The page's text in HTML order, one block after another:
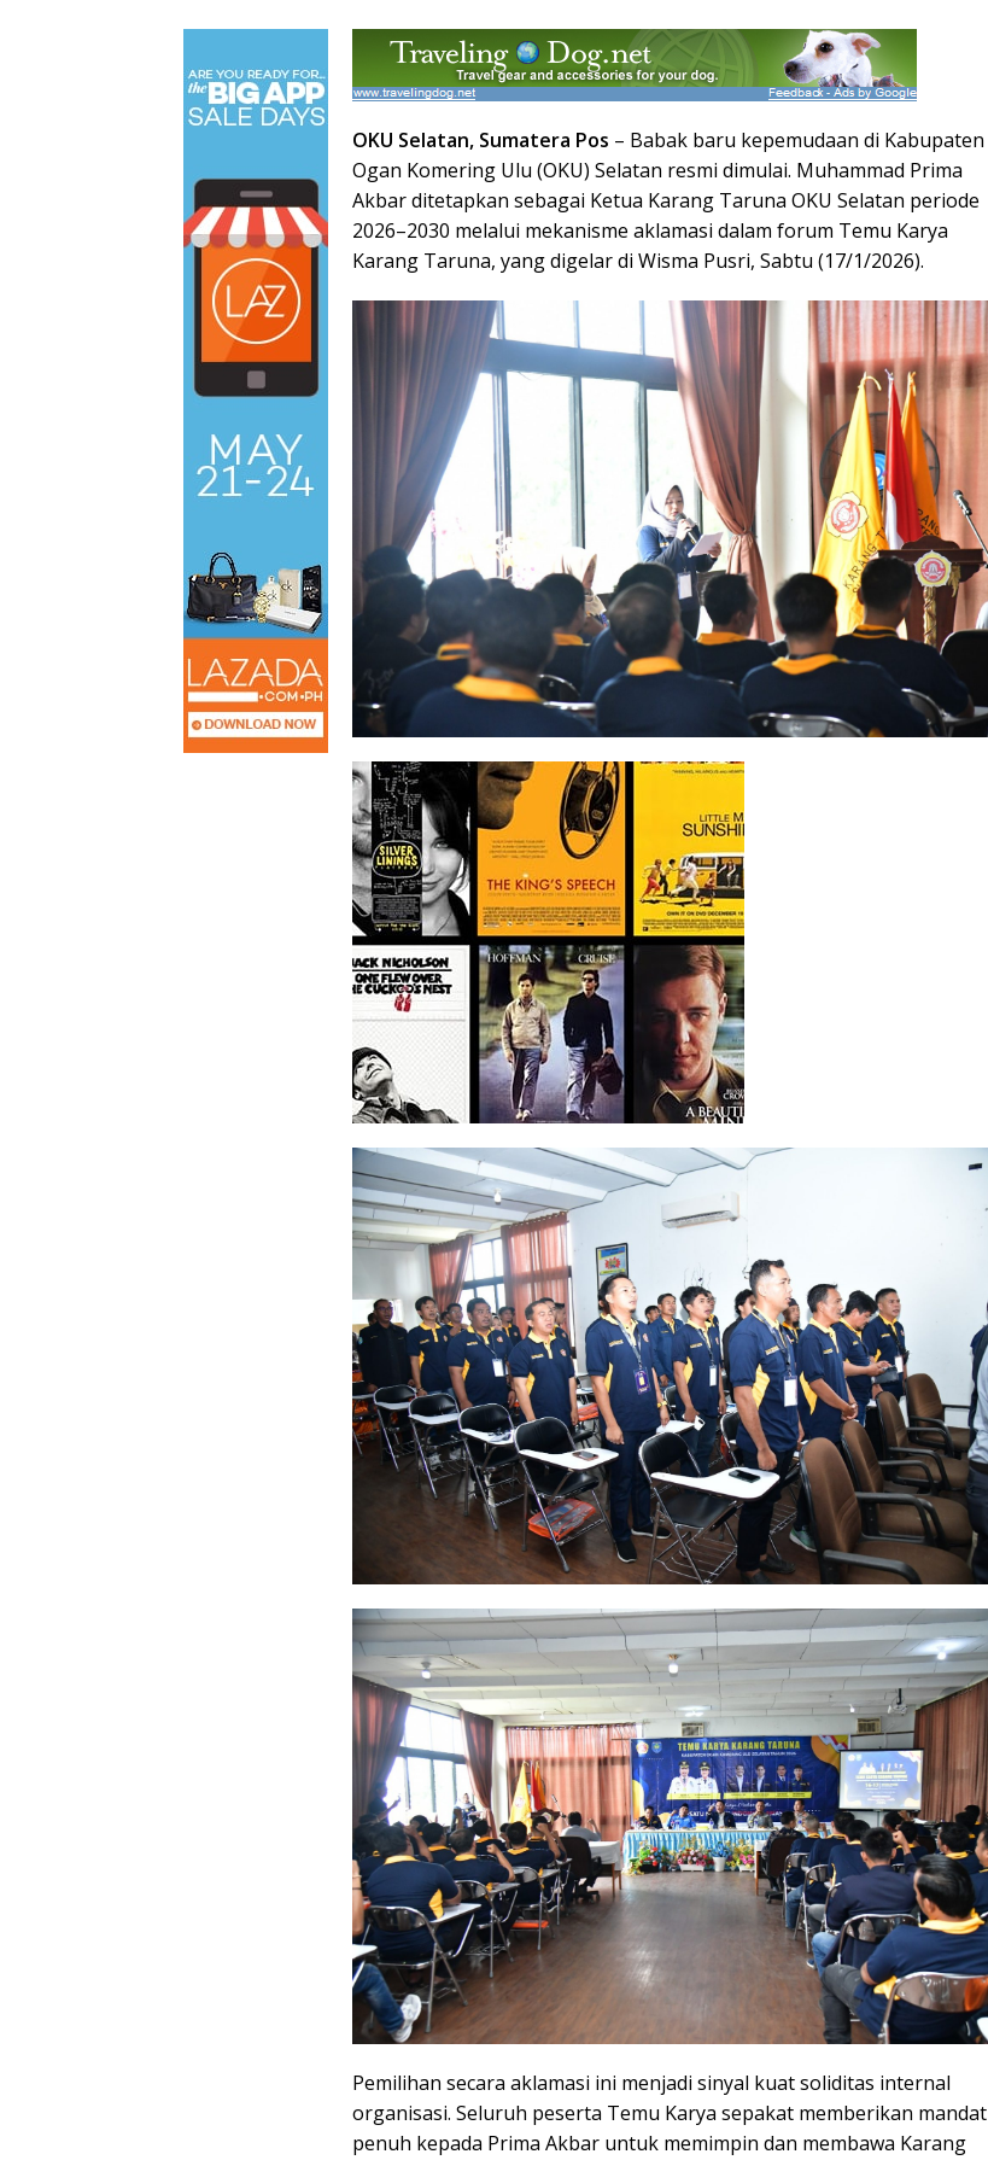
OKU Selatan, Sumatera Pos – Babak baru kepemudaan di Kabupaten
Ogan Komering Ulu (OKU) Selatan resmi dimulai. Muhammad Prima
Akbar ditetapkan sebagai Ketua Karang Taruna OKU Selatan periode
2026–2030 melalui mekanisme aklamasi dalam forum Temu Karya
Karang Taruna, yang digelar di Wisma Pusri, Sabtu (17/1/2026).
Pemilihan secara aklamasi ini menjadi sinyal kuat soliditas internal
organisasi. Seluruh peserta Temu Karya sepakat memberikan mandat
penuh kepada Prima Akbar untuk memimpin dan membawa Karang